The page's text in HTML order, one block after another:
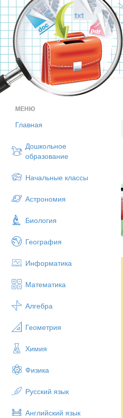
МЕНЮ
Главная
Дошкольное
образование
Начальные классы
Астрономия
Биология
География
Информатика
Математика
Алгебра
Геометрия
Химия
Физика
Русский язык
Английский язык